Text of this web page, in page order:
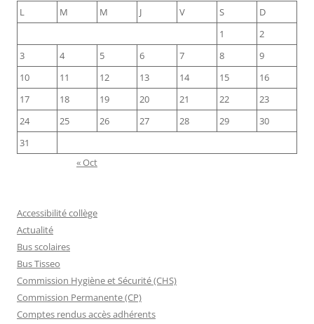
L
M M J V S
D
1
2
3
4 5 6 7 8
9
10
11 12 13 14 15
16
17
18 19 20 21 22
23
24
25 26 27 28 29
30
31
« Oct
Accessibilité collège
Actualité
Bus scolaires
Bus Tisseo
Commission Hygiène et Sécurité (CHS)
Commission Permanente (CP)
Comptes rendus accès adhérents